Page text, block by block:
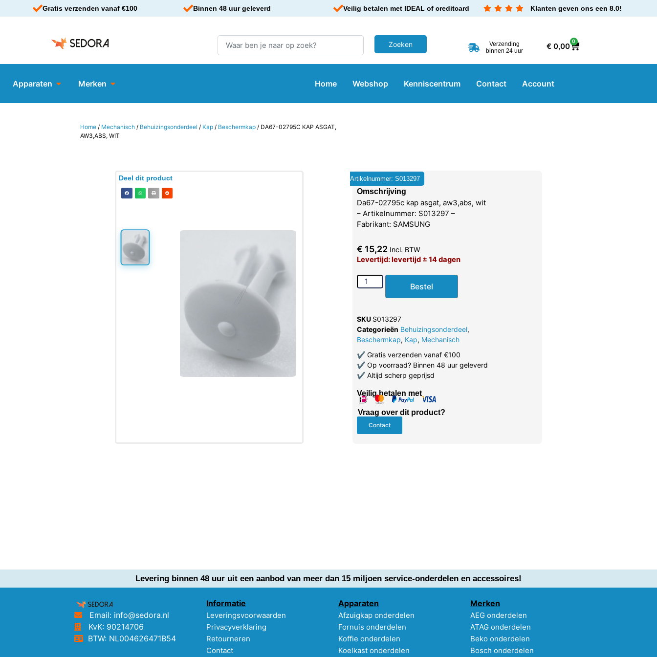
Gratis verzenden vanaf €100 Binnen 48 uur geleverd Veilig betalen met IDEAL of creditcard Klanten geven ons een 8.0!
Verzending
binnen 24 uur
€0,00
0
Apparaten Merken Home Webshop Kenniscentrum Contact Account
Home / Mechanisch / Behuizingsonderdeel / Kap / Beschermkap / DA67-02795C KAP ASGAT,
AW3,ABS, WIT
Deel dit product Artikelnummer: S013297
Omschrijving
Da67-02795c kap asgat, aw3,abs, wit
– Artikelnummer: S013297 –
Fabrikant: SAMSUNG
€ 15,22 Incl. BTW
Levertijd: levertijd ± 14 dagen
Bestel
SKU S013297
Categorieën Behuizingsonderdeel,
Beschermkap, Kap, Mechanisch
✔Gratis verzenden vanaf €100
✔Op voorraad? Binnen 48 uur geleverd
✔Altijd scherp geprijsd
Veilig betalen met
Vraag over dit product?
Contact
Levering binnen 48 uur uit een aanbod van meer dan 15 miljoen service-onderdelen en accessoires!
Email: info@sedora.nl
KvK: 90214706
BTW: NL004626471B54
Informatie
Leveringsvoorwaarden
Privacyverklaring
Retourneren
Contact
Apparaten
Afzuigkap onderdelen
Fornuis onderdelen
Koffie onderdelen
Koelkast onderdelen
Merken
AEG onderdelen
ATAG onderdelen
Beko onderdelen
Bosch onderdelen